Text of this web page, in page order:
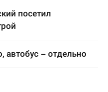
посетил
автобус – отдельно